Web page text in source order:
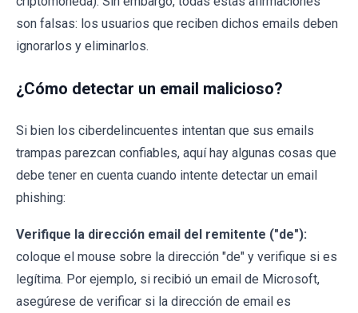
son falsas: los usuarios que reciben dichos emails deben
ignorarlos y eliminarlos.
¿Cómo detectar un email malicioso?
Si bien los ciberdelincuentes intentan que sus emails
trampas parezcan confiables, aquí hay algunas cosas que
debe tener en cuenta cuando intente detectar un email
phishing:
Verifique la dirección email del remitente ("de"):
coloque el mouse sobre la dirección "de" y verifique si es
legítima. Por ejemplo, si recibió un email de Microsoft,
asegúrese de verificar si la dirección de email es